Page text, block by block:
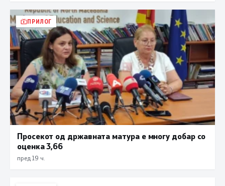
ПРИЛОГ
Просекот од државната матура е многу добар со
оценка 3,66
пред 19 ч.